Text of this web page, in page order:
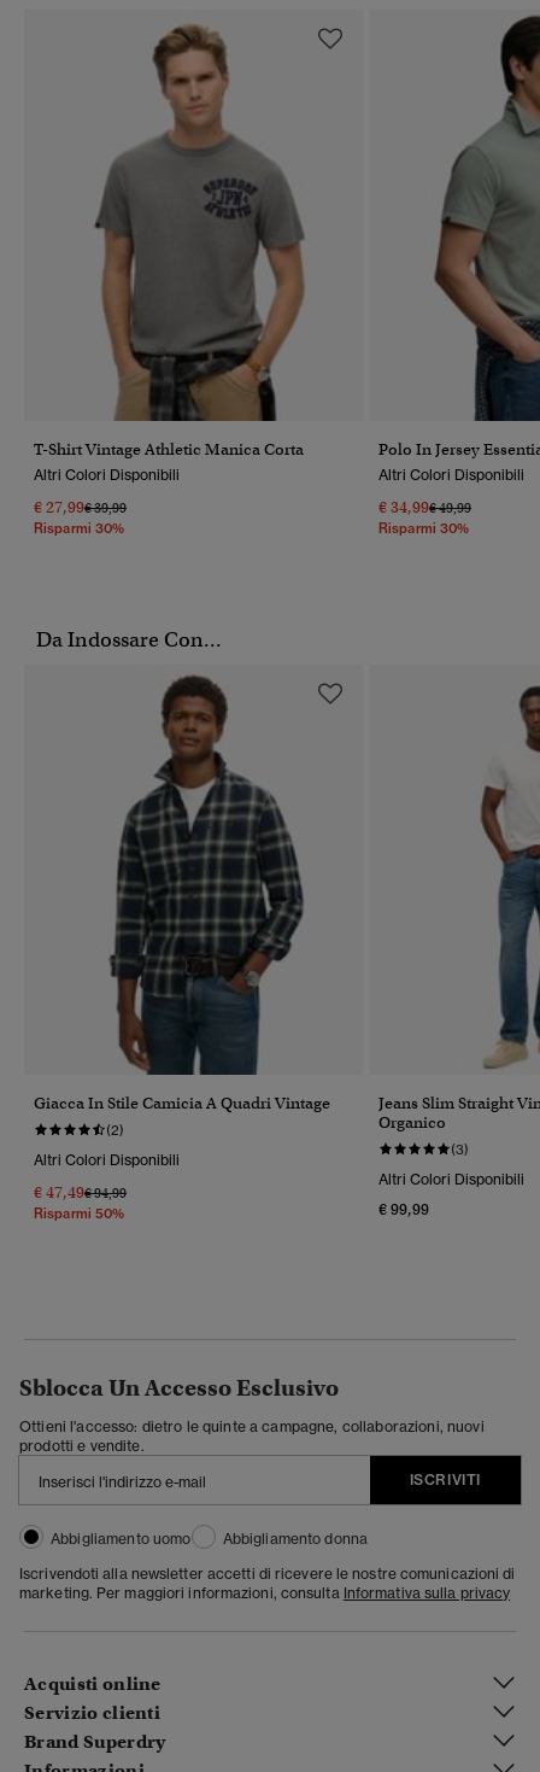
T-Shirt Vintage Athletic Manica Corta
Altri Colori Disponibili
€ 27,99Prezzo Ridotto Da
€ 39,99A
Risparmi 30%
Polo In Jersey
Altri Colori Disponibili
€ 34,99Prezzo Ridotto Da
€ 49,99A
Risparmi 30%
Da Indossare Con...
Giacca In Stile Camicia A Quadri Vintage
(2)
Altri Colori Disponibili
€ 47,49Prezzo Ridotto Da
€ 94,99A
Risparmi 50%
Jeans Slim Straight
Organico
(3)
Altri Colori Disponibili
€ 99,99
Sblocca Un Accesso Esclusivo
Ottieni l'accesso: dietro le quinte a campagne, collaborazioni, nuovi
prodotti e vendite.
ISCRIVITI
Abbigliamento uomo
Abbigliamento donna
Iscrivendoti alla newsletter accetti di ricevere le nostre comunicazioni di
marketing. Per maggiori informazioni, consulta Informativa sulla privacy
Acquisti online
Servizio clienti
Brand Superdry